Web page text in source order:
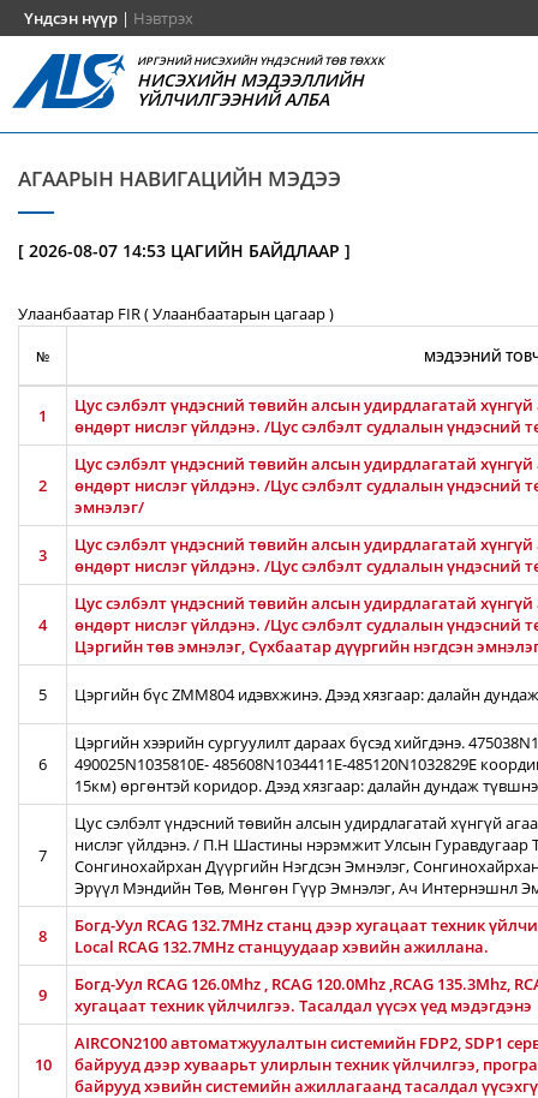
Үндсэн нүүр | Нэвтрэх
ИРГЭНИЙ НИСЭХИЙН ҮНДЭСНИЙ ТӨВ ТӨХХК
НИСЭХИЙН МЭДЭЭЛЛИЙН
ҮЙЛЧИЛГЭЭНИЙ АЛБА
АГААРЫН НАВИГАЦИЙН МЭДЭЭ
[ 2026-08-07 14:53 ЦАГИЙН БАЙДЛААР ]
Улаанбаатар FIR ( Улаанбаатарын цагаар )
№ МЭДЭЭНИЙ
1
Цус сэлбэлт үндэсний төвийн алсын удирдлагатай
өндөрт нислэг үйлдэнэ. /Цус сэлбэлт судлалын үндэсний
2
Цус сэлбэлт үндэсний төвийн алсын удирдлагатай
өндөрт нислэг үйлдэнэ. /Цус сэлбэлт судлалын
эмнэлэг/
3
Цус сэлбэлт үндэсний төвийн алсын удирдлагатай
өндөрт нислэг үйлдэнэ. /Цус сэлбэлт судлалын
4
Цус сэлбэлт үндэсний төвийн алсын удирдлагатай
өндөрт нислэг үйлдэнэ. /Цус сэлбэлт судлалын үндэсний
Цэргийн төв эмнэлэг, Сүхбаатар дүүргийн нэгдсэн
5 Цэргийн бүс ZMM804 идэвхжинэ. Дээд хязгаар: далайн
6
Цэргийн хээрийн сургуулилт дараах бүсэд хийгдэнэ.
490025N1035810E- 485608N1034411E-485120N1032829E
15км) өргөнтэй коридор. Дээд хязгаар: далайн дундаж
7
Цус сэлбэлт үндэсний төвийн алсын удирдлагатай хүнгүй
нислэг үйлдэнэ. / П.Н Шастины нэрэмжит Улсын Гуравдугаар
Сонгинохайрхан Дүүргийн Нэгдсэн Эмнэлэг,
Эрүүл Мэндийн Төв, Мөнгөн Гүүр Эмнэлэг, Ач Интернэшнл
8
Богд-Уул RCAG 132.7MHz станц дээр хугацаат техник
Local RCAG 132.7MHz станцуудаар хэвийн ажиллана.
9
Богд-Уул RCAG 126.0Mhz , RCAG 120.0Mhz ,RCAG 135.3Mhz,
хугацаат техник үйлчилгээ. Тасалдал үүсэх үед мэдэгдэнэ
10
AIRCON2100 автоматжуулалтын системийн FDP2, SDP1
байрууд дээр хуваарьт улирлын техник үйлчилгээ,
байрууд хэвийн системийн ажиллагаанд тасалдал